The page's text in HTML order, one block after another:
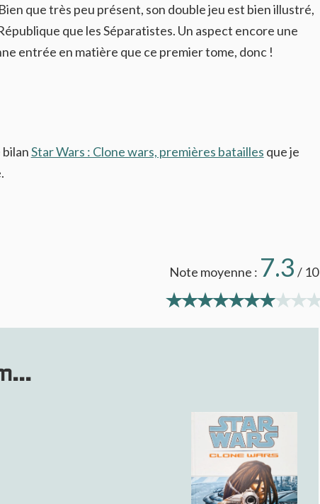
que très peu présent, son double jeu est bien illustré,
que les Séparatistes. Un aspect encore une
entrée en matière que ce premier tome, donc !
Star Wars : Clone wars, premières batailles que je
Note moyenne : 7.3 / 10